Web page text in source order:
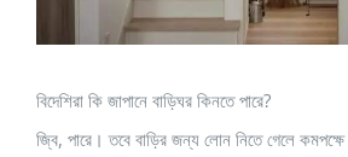
বিদেশিরা কি জাপানে বাড়িঘর কিনতে পারে?
জ্বি, পারে। তবে বাড়ির জন্য লোন নিতে গেলে কমপক্ষে